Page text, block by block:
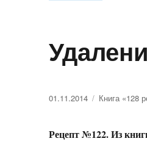
Опубликовано
01.11.2014 Рубрики
Книга «128
Рецепт №122. Из